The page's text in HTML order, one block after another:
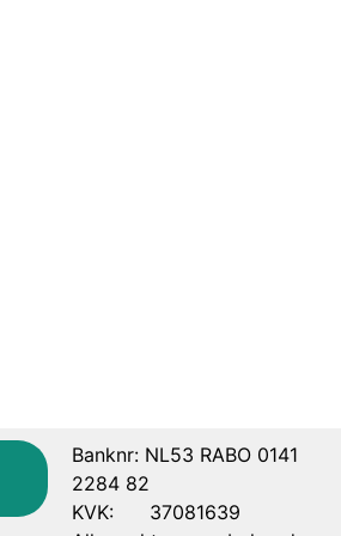
Banknr: NL53 RABO 0141
2284 82
KVK: 37081639